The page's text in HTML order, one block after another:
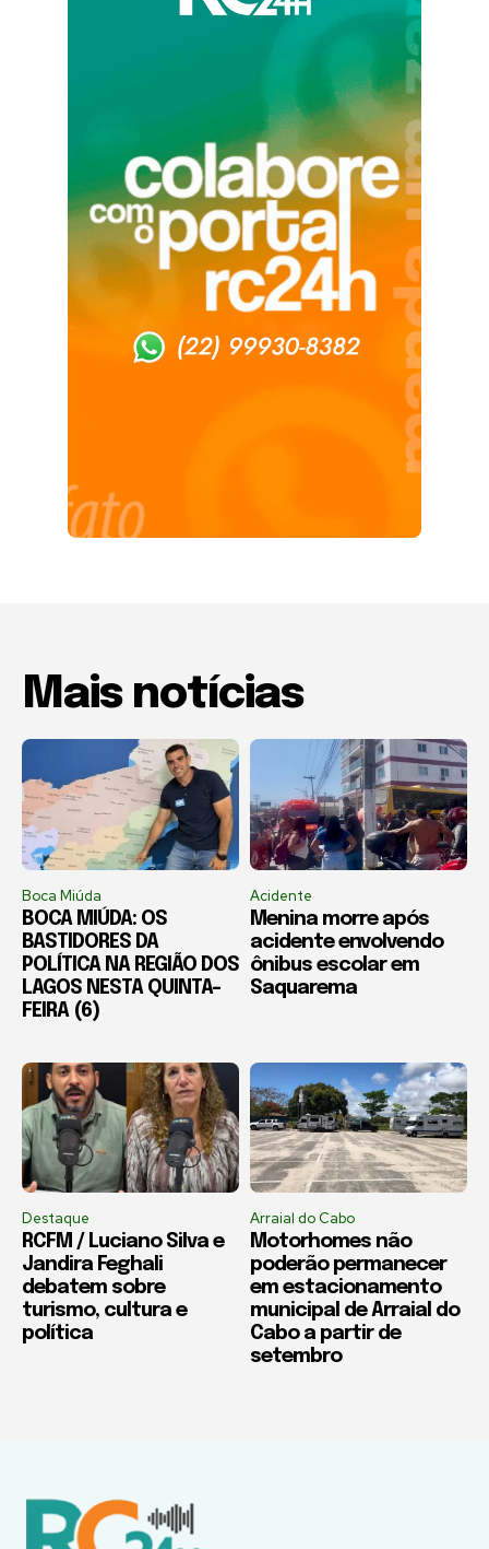
Mais notícias
Boca Miúda
BOCA MIÚDA: OS
BASTIDORES DA
POLÍTICA NA REGIÃO DOS
LAGOS NESTA QUINTA-
FEIRA (6)
Acidente
Menina morre após
acidente envolvendo
ônibus escolar em
Saquarema
Destaque
RCFM / Luciano Silva e
Jandira Feghali
debatem sobre
turismo, cultura e
política
Arraial do Cabo
Motorhomes não
poderão permanecer
em estacionamento
municipal de Arraial do
Cabo a partir de
setembro